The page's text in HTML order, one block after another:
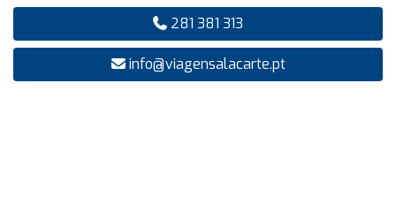
281 381 313
info@viagensalacarte.pt